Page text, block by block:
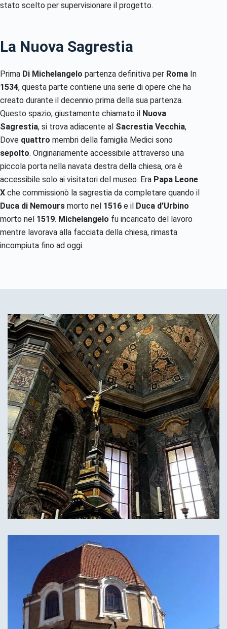
stato scelto per supervisionare il progetto.
La Nuova Sagrestia
Prima Di Michelangelo partenza definitiva per Roma In
1534, questa parte contiene una serie di opere che ha
creato durante il decennio prima della sua partenza.
Questo spazio, giustamente chiamato il Nuova
Sagrestia, si trova adiacente al Sacrestia Vecchia,
Dove quattro membri della famiglia Medici sono
sepolto. Originariamente accessibile attraverso una
piccola porta nella navata destra della chiesa, ora è
accessibile solo ai visitatori del museo. Era Papa Leone
X che commissionò la sagrestia da completare quando il
Duca di Nemours morto nel 1516 e il Duca d'Urbino
morto nel 1519. Michelangelo fu incaricato del lavoro
mentre lavorava alla facciata della chiesa, rimasta
incompiuta fino ad oggi.